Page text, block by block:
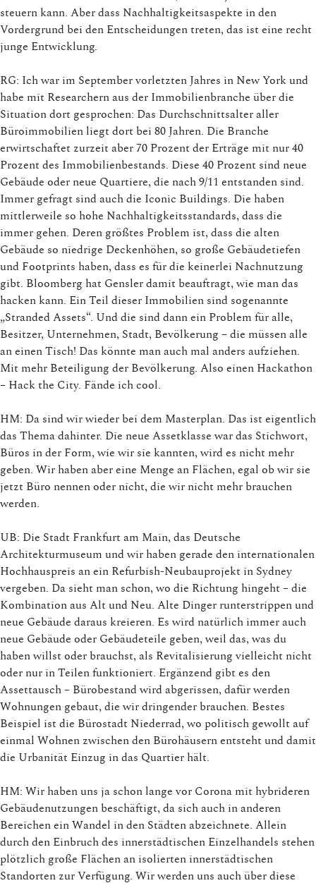
steuern kann. Aber dass Nachhaltigkeitsaspekte in den
Vordergrund bei den Entscheidungen treten, das ist eine recht
junge Entwicklung.
RG: Ich war im September vorletzten Jahres in New York und
habe mit Researchern aus der Immobilienbranche über die
Situation dort gesprochen: Das Durchschnittsalter aller
Büroimmobilien liegt dort bei 80 Jahren. Die Branche
erwirtschaftet zurzeit aber 70 Prozent der Erträge mit nur 40
Prozent des Immobilienbestands. Diese 40 Prozent sind neue
Gebäude oder neue Quartiere, die nach 9/11 entstanden sind.
Immer gefragt sind auch die Iconic Buildings. Die haben
mittlerweile so hohe Nachhaltigkeitsstandards, dass die
immer gehen. Deren größtes Problem ist, dass die alten
Gebäude so niedrige Deckenhöhen, so große Gebäudetiefen
und Footprints haben, dass es für die keinerlei Nachnutzung
gibt. Bloomberg hat Gensler damit beauftragt, wie man das
hacken kann. Ein Teil dieser Immobilien sind sogenannte
„Stranded Assets“. Und die sind dann ein Problem für alle,
Besitzer, Unternehmen, Stadt, Bevölkerung – die müssen alle
an einen Tisch! Das könnte man auch mal anders aufziehen.
Mit mehr Beteiligung der Bevölkerung. Also einen Hackathon
– Hack the City. Fände ich cool.
HM: Da sind wir wieder bei dem Masterplan. Das ist eigentlich
das Thema dahinter. Die neue Assetklasse war das Stichwort,
Büros in der Form, wie wir sie kannten, wird es nicht mehr
geben. Wir haben aber eine Menge an Flächen, egal ob wir sie
jetzt Büro nennen oder nicht, die wir nicht mehr brauchen
werden.
UB: Die Stadt Frankfurt am Main, das Deutsche
Architekturmuseum und wir haben gerade den internationalen
Hochhauspreis an ein Refurbish-Neubauprojekt in Sydney
vergeben. Da sieht man schon, wo die Richtung hingeht – die
Kombination aus Alt und Neu. Alte Dinger runterstrippen und
neue Gebäude daraus kreieren. Es wird natürlich immer auch
neue Gebäude oder Gebäudeteile geben, weil das, was du
haben willst oder brauchst, als Revitalisierung vielleicht nicht
oder nur in Teilen funktioniert. Ergänzend gibt es den
Assettausch – Bürobestand wird abgerissen, dafür werden
Wohnungen gebaut, die wir dringender brauchen. Bestes
Beispiel ist die Bürostadt Niederrad, wo politisch gewollt auf
einmal Wohnen zwischen den Bürohäusern entsteht und damit
die Urbanität Einzug in das Quartier hält.
HM: Wir haben uns ja schon lange vor Corona mit hybrideren
Gebäudenutzungen beschäftigt, da sich auch in anderen
Bereichen ein Wandel in den Städten abzeichnete. Allein
durch den Einbruch des innerstädtischen Einzelhandels stehen
plötzlich große Flächen an isolierten innerstädtischen
Standorten zur Verfügung. Wir werden uns auch über diese